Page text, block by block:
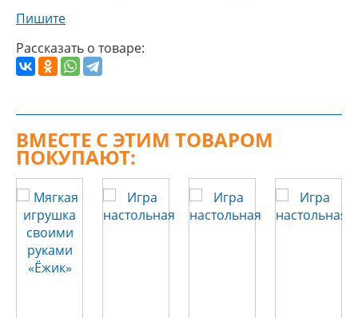
Пишите
Рассказать о товаре:
ВМЕСТЕ С ЭТИМ ТОВАРОМ
ПОКУПАЮТ: